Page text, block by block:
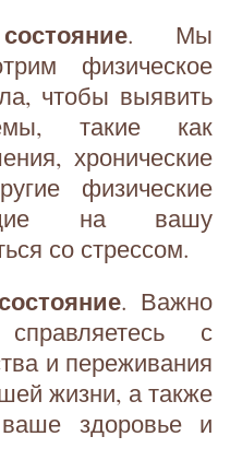
. Мы
физическое
чтобы выявить
такие как
хронические
физические
на вашу
со стрессом.
. Важно
с
и переживания
жизни, а также
здоровье и